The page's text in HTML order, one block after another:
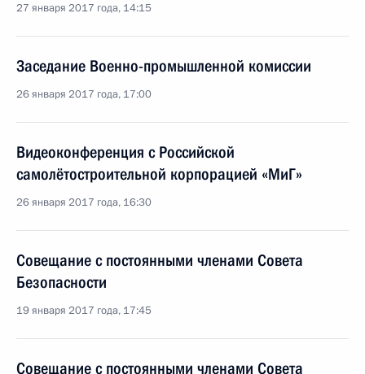
27 января 2017 года, 14:15
Заседание Военно-промышленной комиссии
26 января 2017 года, 17:00
Видеоконференция с Российской
самолётостроительной корпорацией «МиГ»
26 января 2017 года, 16:30
Совещание с постоянными членами Совета
Безопасности
19 января 2017 года, 17:45
Совещание с постоянными членами Совета